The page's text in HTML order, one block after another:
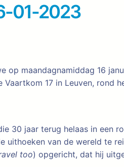
01-2023
op maandagnamiddag 16
17 in Leuven, rond
30 jaar terug helaas in een
uithoeken van de wereld te
too) opgericht, dat hij